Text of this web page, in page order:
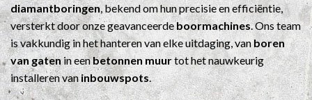
diamantboringen, bekend om hun precisie en efficiëntie,
versterkt door onze geavanceerdeboormachines. Ons team
is vakkundig in het hanteren van elke uitdaging, vanboren
van gatenin eenbetonnen muurtot het nauwkeurig
installeren vaninbouwspots.